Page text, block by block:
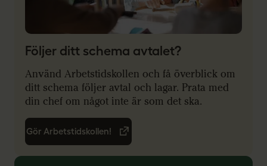
Följer ditt schema avtalet?
Använd Arbetstidskollen och få överblick om
ditt schema följer avtal och lagar. Prata med
din chef om något inte är som det ska.
Gör Arbetstidskollen!